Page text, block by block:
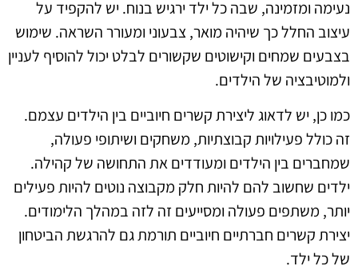
נעימה ומזמינה, שבה כל ילד ירגיש בנוח. יש להקפיד על
עיצוב החלל כך שיהיה מואר, צבעוני ומעורר השראה. שימוש
בצבעים שמחים וקישוטים שקשורים לבלט יכול להוסיף לעניין
ולמוטיבציה של הילדים.
כמו כן, יש לדאוג ליצירת קשרים חיוביים בין הילדים עצמם.
זה כולל פעילויות קבוצתיות, משחקים ושיתופי פעולה,
שמחברים בין הילדים ומעודדים את התחושה של קהילה.
ילדים שחשוב להם להיות חלק מקבוצה נוטים להיות פעילים
יותר, משתפים פעולה ומסייעים זה לזה במהלך הלימודים.
יצירת קשרים חברתיים חיוביים תורמת גם להרגשת הביטחון
של כל ילד.